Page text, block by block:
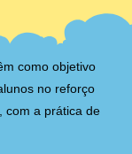
como objetivo
no reforço
com a prática de